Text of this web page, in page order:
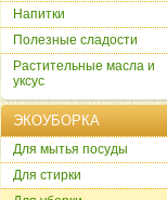
Напитки
Полезные сладости
Растительные масла и
уксус
ЭКОУБОРКА
Для мытья посуды
Для стирки